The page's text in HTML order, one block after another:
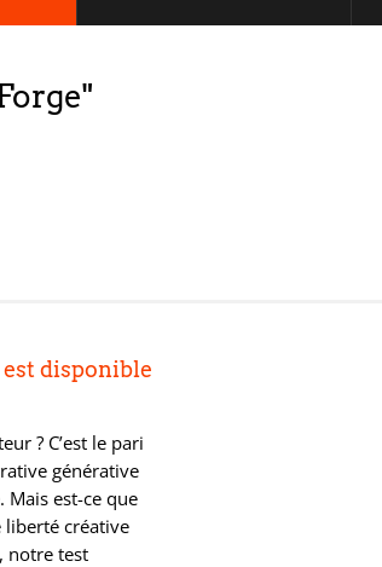
disponible
? C’est le pari
générative
Mais est-ce que
liberté créative
notre test